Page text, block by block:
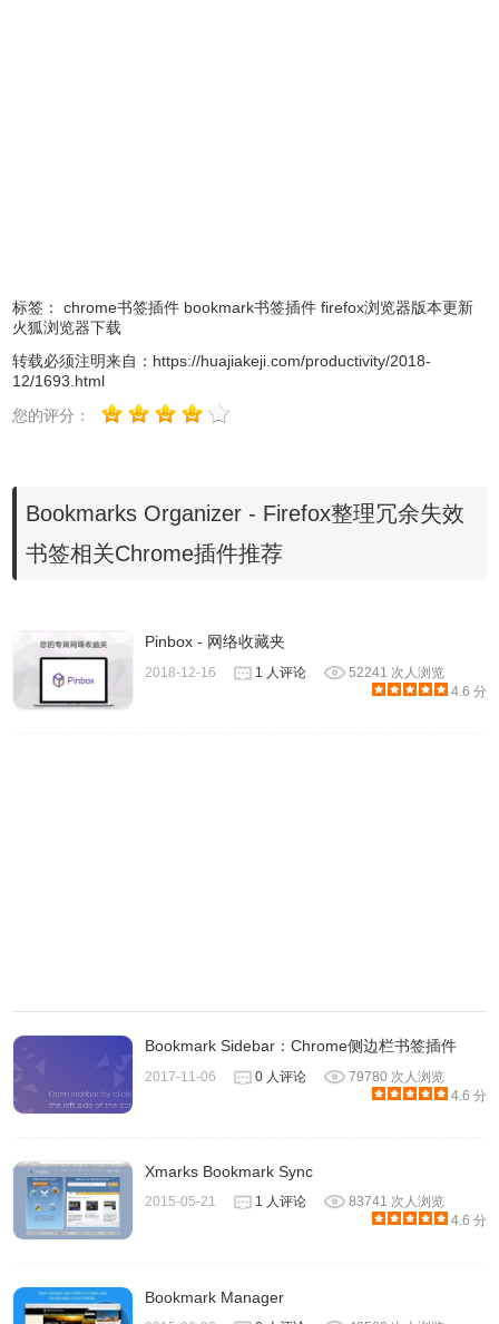
https://addons.mozilla.org/vi/firefox/addon/bookmarks-
organizer/
标签： chrome书签插件 bookmark书签插件 firefox浏览器版本更新
火狐浏览器下载
转载必须注明来自： https://huajiakeji.com/productivity/2018-
12/1693.html
您的评分：
Bookmarks Organizer - Firefox整理冗余失效
书签相关Chrome插件推荐
Pinbox - 网络收藏夹
2018-12-16 1 人评论
52241 次人浏览
4.6 分
Bookmark Sidebar：Chrome侧边栏书签插件
2017-11-06 0 人评论
79780 次人浏览
4.6 分
Xmarks Bookmark Sync
2015-05-21 1 人评论
83741 次人浏览
4.6 分
Bookmark Manager